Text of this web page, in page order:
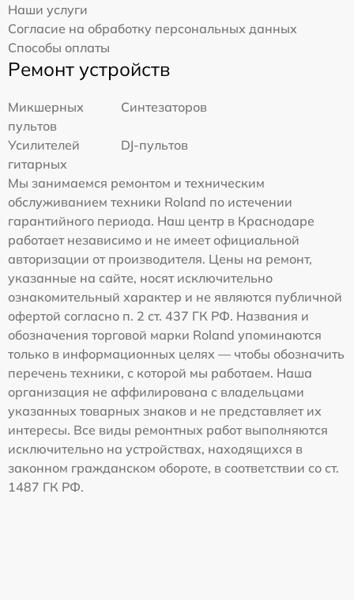
Наши услуги
Согласие на обработку персональных данных
Способы оплаты
Ремонт устройств
Микшерных
пультов
Синтезаторов
Усилителей
гитарных
DJ-пультов
Мы занимаемся ремонтом и техническим
обслуживанием техники Roland по истечении
гарантийного периода. Наш центр в Краснодаре
работает независимо и не имеет официальной
авторизации от производителя. Цены на ремонт,
указанные на сайте, носят исключительно
ознакомительный характер и не являются публичной
офертой согласно п. 2 ст. 437 ГК РФ. Названия и
обозначения торговой марки Roland упоминаются
только в информационных целях — чтобы обозначить
перечень техники, с которой мы работаем. Наша
организация не аффилирована с владельцами
указанных товарных знаков и не представляет их
интересы. Все виды ремонтных работ выполняются
исключительно на устройствах, находящихся в
законном гражданском обороте, в соответствии со ст.
1487 ГК РФ.